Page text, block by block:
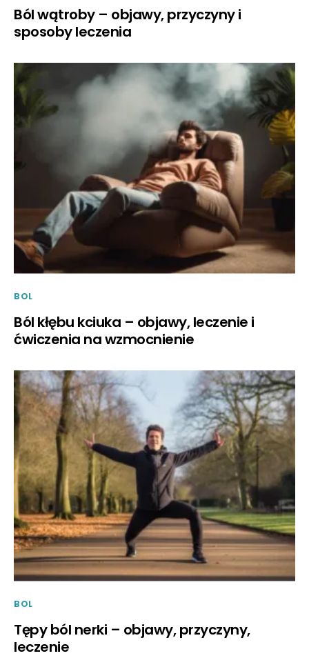
Ból wątroby – objawy, przyczyny i
sposoby leczenia
BOL
Ból kłębu kciuka – objawy, leczenie i
ćwiczenia na wzmocnienie
BOL
Tępy ból nerki – objawy, przyczyny,
leczenie